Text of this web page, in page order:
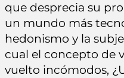
que desprecia su
un mundo más
hedonismo y la
cual el concepto de
vuelto incómodos,